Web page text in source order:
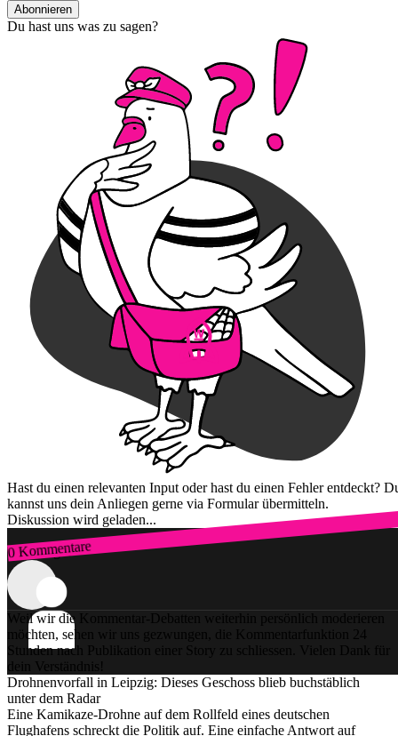
Abonnieren
Du hast uns was zu sagen?
Hast du einen relevanten Input oder hast du einen Fehler entdeckt?
kannst uns dein Anliegen gerne via Formular übermitteln.
Diskussion wird geladen...
0 Kommentare
Zum Login
Weil wir die Kommentar-Debatten weiterhin persönlich moderieren
möchten, sehen wir uns gezwungen, die Kommentarfunktion 24
Stunden nach Publikation einer Story zu schliessen. Vielen Dank für
dein Verständnis!
Drohnenvorfall in Leipzig: Dieses Geschoss blieb buchstäblich
unter dem Radar
Eine Kamikaze-Drohne auf dem Rollfeld eines deutschen
Flughafens schreckt die Politik auf. Eine einfache Antwort auf